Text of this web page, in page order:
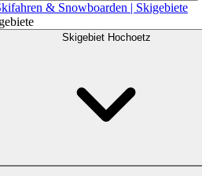
& Snowboarden | Skigebiete
Skigebiet Hochoetz